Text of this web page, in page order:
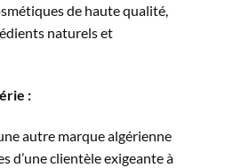
de haute qualité,
naturels et
:
autre marque algérienne
d’une clientèle exigeante à